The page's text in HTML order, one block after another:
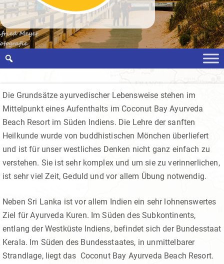
Die Grundsätze ayurvedischer Lebensweise stehen im
Mittelpunkt eines Aufenthalts im Coconut Bay Ayurveda
Beach Resort im Süden Indiens. Die Lehre der sanften
Heilkunde wurde von buddhistischen Mönchen überliefert
und ist für unser westliches Denken nicht ganz einfach zu
verstehen. Sie ist sehr komplex und um sie zu verinnerlichen,
ist sehr viel Zeit, Geduld und vor allem Übung notwendig.
Neben Sri Lanka ist vor allem Indien ein sehr lohnenswertes
Ziel für Ayurveda Kuren. Im Süden des Subkontinents,
entlang der Westküste Indiens, befindet sich der Bundesstaat
Kerala. Im Süden des Bundesstaates, in unmittelbarer
Strandlage, liegt das Coconut Bay Ayurveda Beach Resort.